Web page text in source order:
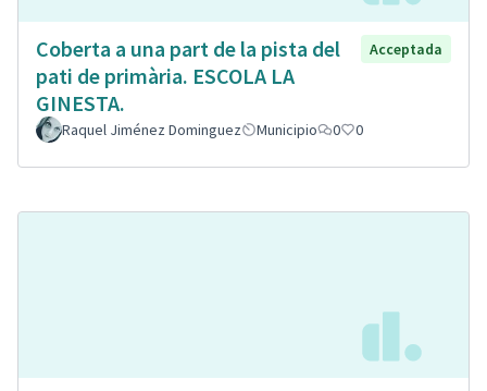
Coberta a una part de la pista del
pati de primària. ESCOLA LA
GINESTA.
Acceptada
Raquel Jiménez Dominguez Municipio 0 0